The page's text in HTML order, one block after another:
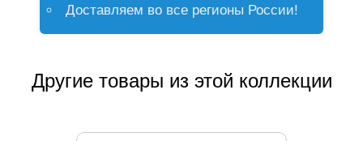
Доставляем во все регионы России!
Другие товары из этой коллекции